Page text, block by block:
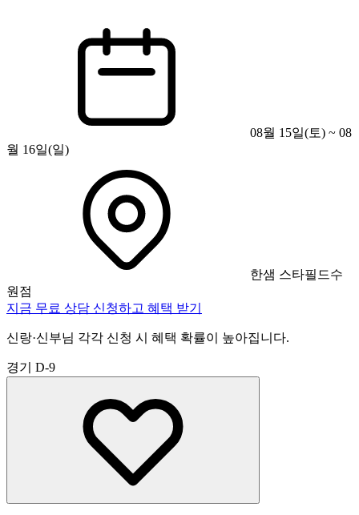
08월 15일(토) ~ 08
월 16일(일)
한샘 스타필드수
원점
지금 무료 상담 신청하고 혜택 받기
신랑·신부님 각각 신청 시 혜택 확률이 높아집니다.
경기 D-9